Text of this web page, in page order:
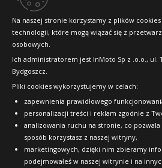
Na naszej stronie korzystamy z plików
technologii, które mogą wiązać się z
osobowych.
Ich administratorem jest InMoto Sp z .o.o., ul.
Bydgoszcz.
Pliki cookies wykorzystujemy w celach:
zapewnienia prawidłowego
personalizacji treści i reklam zgodnie z
analizowania ruchu na stronie, co
sposób korzystasz z naszej witryny,
marketingowych, dzięki nim zbieramy
podejmowałeś w naszej witrynie i na
Raty
FAQ
OFICJALNY PARTNER